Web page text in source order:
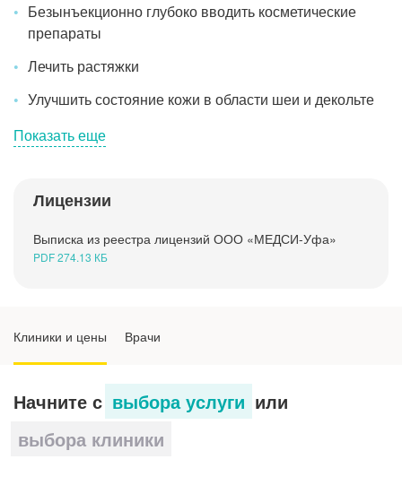
Безынъекционно глубоко вводить косметические
препараты
Лечить растяжки
Улучшить состояние кожи в области шеи и декольте
Фотоомоложение
RF-лифтинг кожи лица и тела
Ультразвуковой пилинг
Микротоковый лифтинг
Ультрафонофорез и ионофорез
Показать еще
Лицензии
Выписка из реестра лицензий ООО «МЕДСИ-Уфа»
PDF 274.13 КБ
Клиники и цены Врачи
Начните с выбора услуги или
выбора клиники